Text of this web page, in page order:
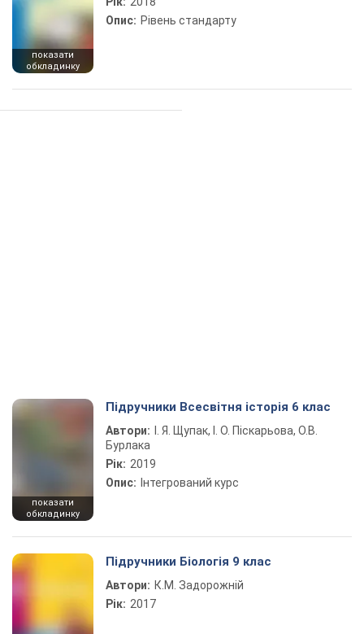
показати
обкладинку
Опис: Рівень стандарту
показати
обкладинку
Підручники Всесвітня історія 6 клас
Автори:
І. Я. Щупак, І. О. Піскарьова, О.В.
Бурлака
Рік: 2019
Опис: Інтегрований курс
Підручники Біологія 9 клас
Автори: К.М. Задорожній
Рік: 2017